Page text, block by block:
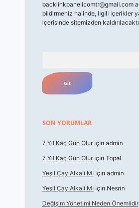
backlinkpanelicomtr@gmail.com
bildirmeniz halinde, ilgili içerikler
içerisinde sitemizden
SON YORUMLAR
7 Yıl Kaç Gün Oluriçin admin
7 Yıl Kaç Gün Oluriçin Topal
Yeşil Çay Alkali Mi için admin
Yeşil Çay Alkali Mi için Nesrin
Değişim Yönetimi Neden Önemlidir